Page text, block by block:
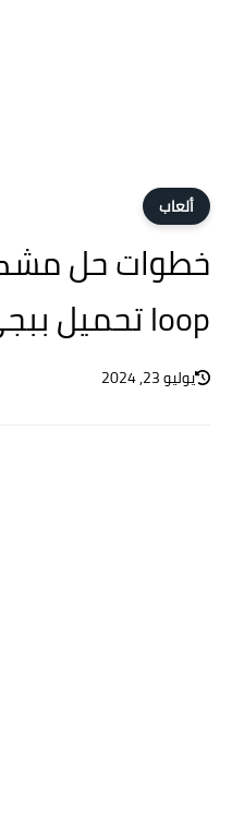
ألعاب
loop تحميل ببجي 98%
يوليو 23, 2024